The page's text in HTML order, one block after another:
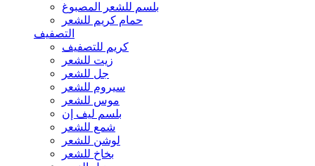
بلسم للشعر المصبوغ
حمام كريم للشعر
التصفيف
كريم للتصفيف
زيت للشعر
جل للشعر
سيروم للشعر
موس للشعر
بلسم ليف إن
شمع للشعر
لوشن للشعر
بخاخ للشعر